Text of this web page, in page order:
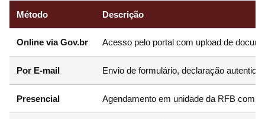
Método Descrição
Online via Gov.br Acesso pelo portal com upload de
Por E-mail Envio de formulário, declaração
Presencial Agendamento em unidade da RFB com